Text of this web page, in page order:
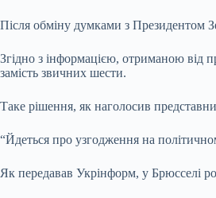
Після обміну думками з Президентом
Згідно з інформацією, отриманою від
замість звичних шести.
Таке рішення, як наголосив
“Йдеться про узгодження на
Як передавав Укрінформ, у Брюсселі